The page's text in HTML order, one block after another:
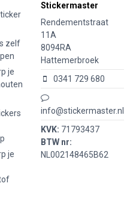
zelf
je
je
Stickermaster
Rendementstraat
11A
8094RA
Hattemerbroek
0341 729 680
info@stickermaster.nl
KVK: 71793437
BTW nr:
NL002148465B62